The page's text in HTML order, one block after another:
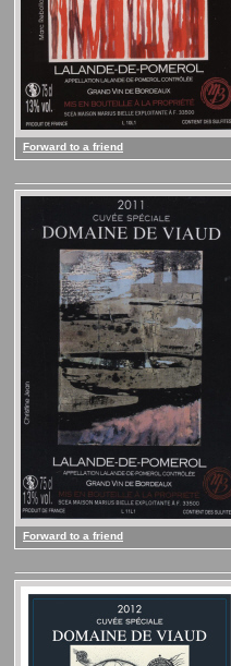
Forward to a friend
Forward to a friend